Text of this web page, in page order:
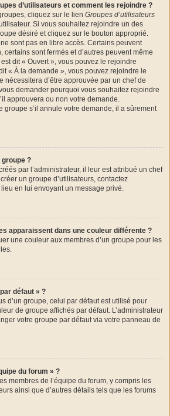
d’utilisateurs et comment les rejoindre ?
cliquez sur le lien Groupes d’utilisateurs
Si vous souhaitez rejoindre un des
désiré et cliquez sur le bouton approprié.
sont pas en libre accès. Certains peuvent
sont fermés et d’autres peuvent même
dit « Ouvert », vous pouvez le rejoindre
« À la demande », vous pouvez rejoindre le
nécessitera d’être approuvée par un chef de
demander pourquoi vous souhaitez rejoindre
approuvera ou non votre demande.
groupe s’il annule votre demande, il a sûrement
?
par l’administrateur, il leur est attribué un chef
un groupe d’utilisateurs, contactez
en lui envoyant un message privé.
apparaissent dans une couleur différente ?
une couleur aux membres d’un groupe pour les
défaut » ?
d’un groupe, celui par défaut est utilisé pour
de groupe affichés par défaut. L’administrateur
votre groupe par défaut via votre panneau de
du forum » ?
membres de l’équipe du forum, y compris les
ainsi que d’autres détails tels que les forums